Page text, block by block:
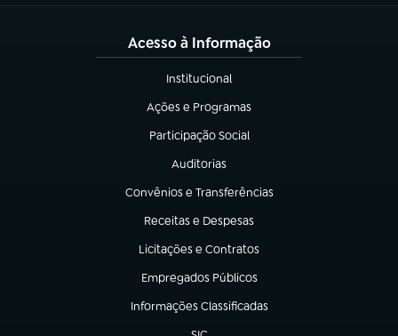
Acesso à Informação
Institucional
(abre em nova aba)
Ações e Programas
(abre em nova aba)
Participação Social
(abre em nova aba)
Auditorias
(abre em nova aba)
Convênios e Transferências
(abre em nova aba)
Receitas e Despesas
(abre em nova aba)
Licitações e Contratos
(abre em nova aba)
Empregados Públicos
(abre em nova aba)
Informações Classificadas
(abre em nova aba)